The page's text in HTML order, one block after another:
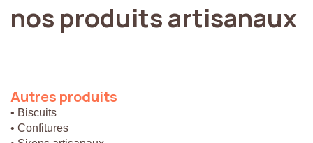
nos produitsartisanaux
Autres produits
• Biscuits
• Confitures